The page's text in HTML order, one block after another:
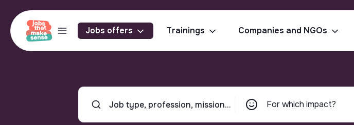
Jobs offers Trainings Companies and NGOs
For which impact?